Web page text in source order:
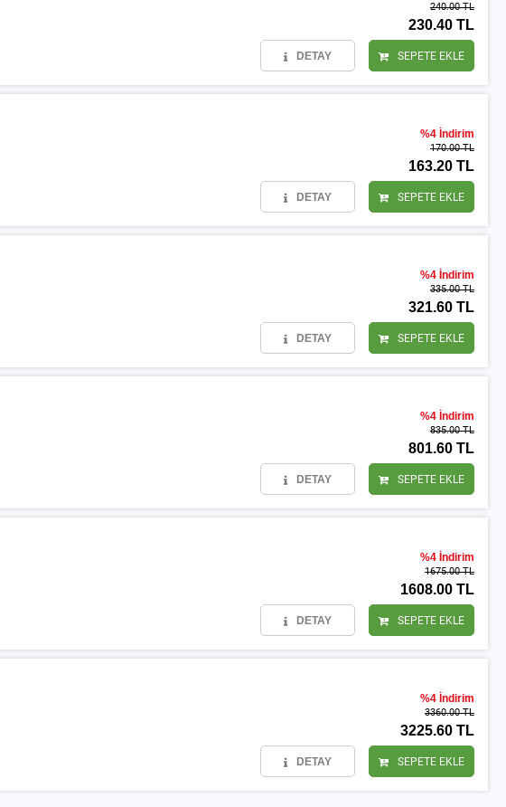
240.00 TL
230.40 TL
DETAY SEPETE EKLE
%4 İndirim
170.00 TL
163.20 TL
DETAY SEPETE EKLE
%4 İndirim
335.00 TL
321.60 TL
DETAY SEPETE EKLE
%4 İndirim
835.00 TL
801.60 TL
DETAY SEPETE EKLE
%4 İndirim
1675.00 TL
1608.00 TL
DETAY SEPETE EKLE
%4 İndirim
3360.00 TL
3225.60 TL
DETAY SEPETE EKLE